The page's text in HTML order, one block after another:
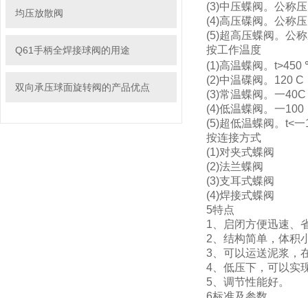
均压放散阀
Q61手柄全焊接球阀的用途
双向承压球面旋转阀的产品优点
(3)中压蝶阀。公称
(4)高压碟阀。公称
(5)超高压蝶阀。公
按工作温度
(1)高温蝶阀。
(2)中温碟阀。120 C
(3)常温蝶阀。一40C
(4)低温蝶阀。一100
(5)超低温蝶阀。t<
按连接方式
(1)对夹式蝶阀
(2)法兰蝶阀
(3)支耳式蝶阀
(4)焊接式蝶阀
5特点
1、启闭方便迅速、
2、结构简单，体积
3、可以运送泥浆，
4、低压下，可以实
5、调节性能好。